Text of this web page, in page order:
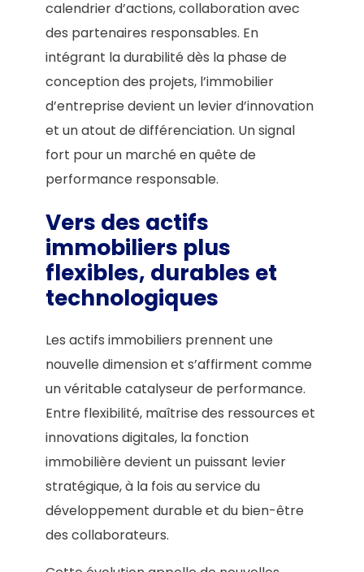
calendrier d’actions, collaboration avec
des partenaires responsables. En
intégrant la durabilité dès la phase de
conception des projets, l’immobilier
d’entreprise devient un levier d’innovation
et un atout de différenciation. Un signal
fort pour un marché en quête de
performance responsable.
Vers des actifs
immobiliers plus
flexibles, durables et
technologiques
Les actifs immobiliers prennent une
nouvelle dimension et s’affirment comme
un véritable catalyseur de performance.
Entre flexibilité, maîtrise des ressources et
innovations digitales, la fonction
immobilière devient un puissant levier
stratégique, à la fois au service du
développement durable et du bien-être
des collaborateurs.